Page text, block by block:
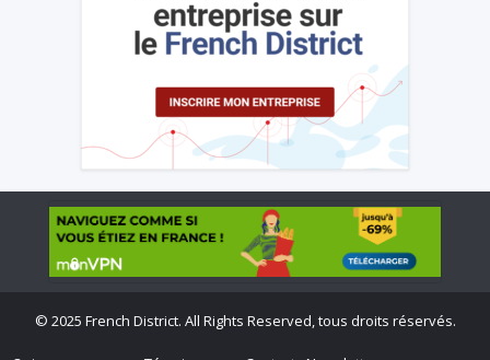
© 2025 French District. All Rights Reserved, tous droits réservés.